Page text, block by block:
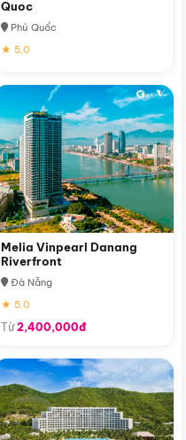
Quoc
Phú Quốc
★ 5.0
Melia Vinpearl Danang
Riverfront
Đà Nẵng
★ 5.0
Từ2,400,000đ